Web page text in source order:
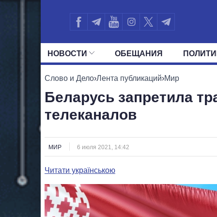
НОВОСТИ ОБЕЩАНИЯ
ВСЕ ПОЛИТИКИ ПРЕЗИДЕНТ И
Слово и Дело›Лента публикаций›Мир
Беларусь запретила
телеканалов
МИР 6 июля 2021, 14:42
Читати українською